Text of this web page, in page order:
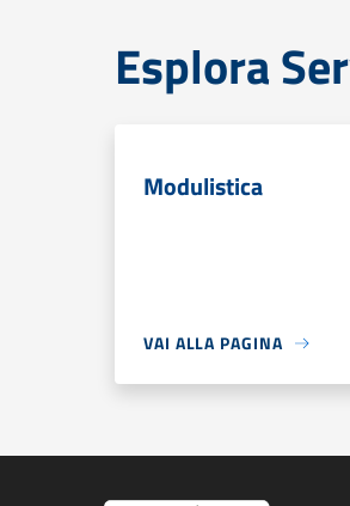
Esplora
Modulistica
VAI ALLA PAGINA